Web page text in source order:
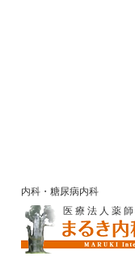
内科・糖尿病内科
医 療 法 人 薬